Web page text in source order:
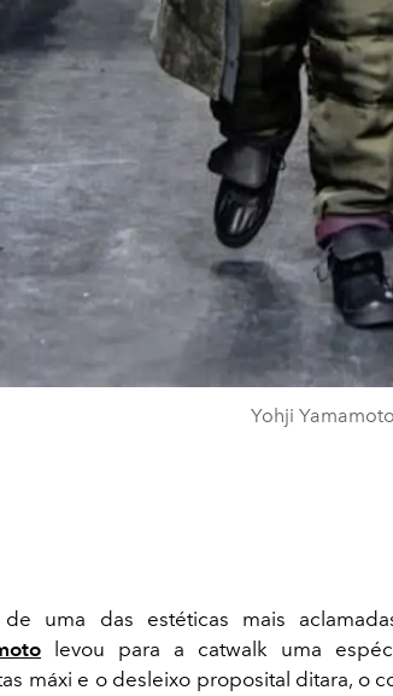
Yohji Yamamoto
uma das estéticas mais
levou para a catwalk uma
máxi e o desleixo proposital ditara, o